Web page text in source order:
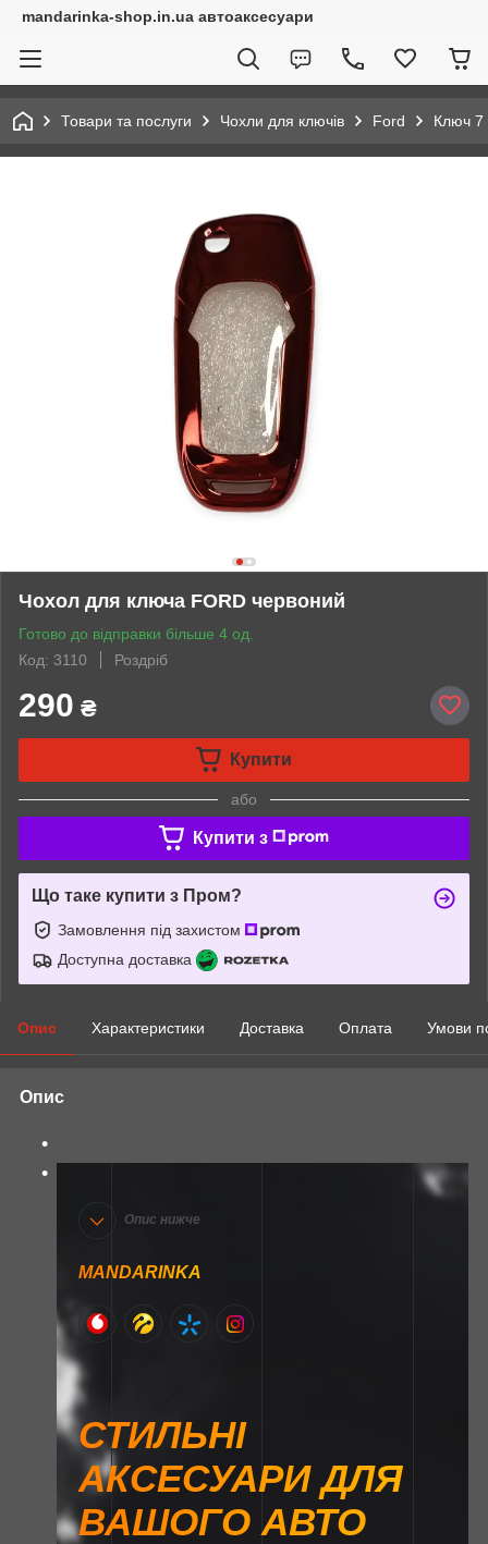
mandarinka-shop.in.ua автоаксесуари
Товари та послуги Чохли для ключів Ford Ключ 7
Чохол для ключа FORD червоний
Готово до відправки більше 4 од.
Код: 3110
Роздріб
290 ₴
Купити
або
Купити з
Що таке купити з Пром?
Замовлення під захистом
Доступна доставка
Опис Характеристики Доставка Оплата Умови
Опис
Опис нижче
MANDARINKA
СТИЛЬНІ
АКСЕСУАРИ ДЛЯ
ВАШОГО АВТО